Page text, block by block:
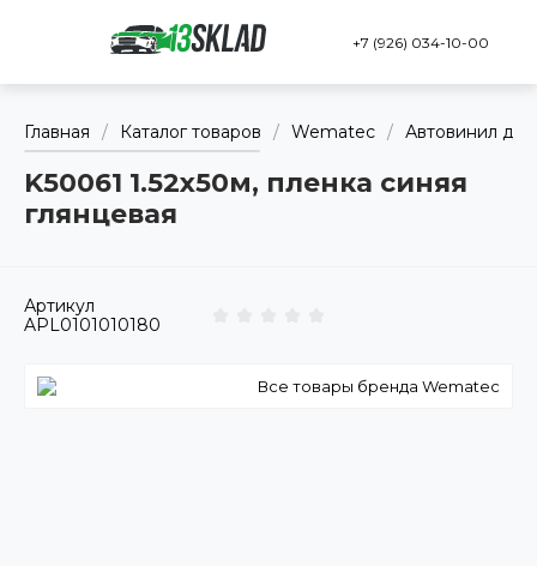
+7 (926) 034-10-00
Главная / Каталог товаров / Wematec / Автовинил
K50061 1.52х50м, пленка синяя
глянцевая
Артикул
APL0101010180
Все товары бренда Wematec